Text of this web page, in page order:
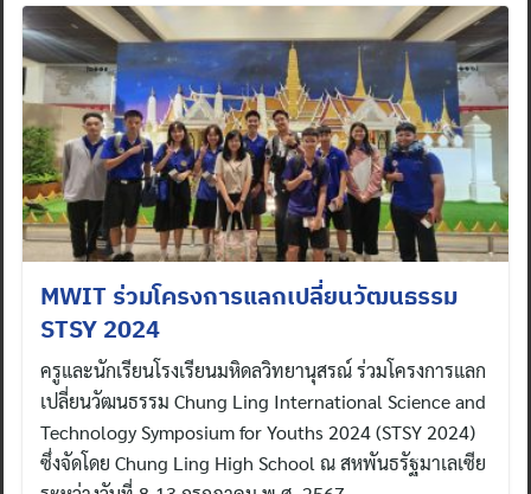
MWIT ร่วมโครงการแลกเปลี่ยนวัฒนธรรม
STSY 2024
ครูและนักเรียนโรงเรียนมหิดลวิทยานุสรณ์ ร่วมโครงการแลก
เปลี่ยนวัฒนธรรม Chung Ling International Science and
Technology Symposium for Youths 2024 (STSY 2024)
ซึ่งจัดโดย Chung Ling High School ณ สหพันธรัฐมาเลเซีย